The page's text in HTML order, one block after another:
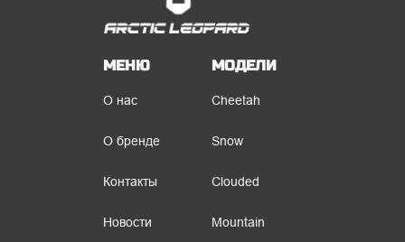
Mountain
Clouded
Snow
Cheetah
МОДЕЛИ
Новости
Контакты
О бренде
О нас
МЕНЮ